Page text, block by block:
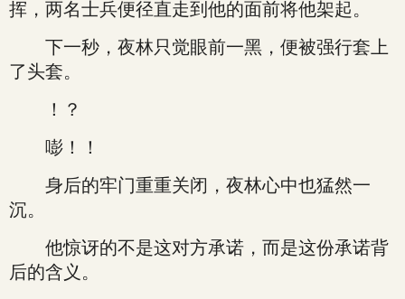
挥，两名士兵便径直走到他的面前将他架起。
下一秒，夜林只觉眼前一黑，便被强行套上
了头套。
！？
嘭！！
身后的牢门重重关闭，夜林心中也猛然一
沉。
他惊讶的不是这对方承诺，而是这份承诺背
后的含义。